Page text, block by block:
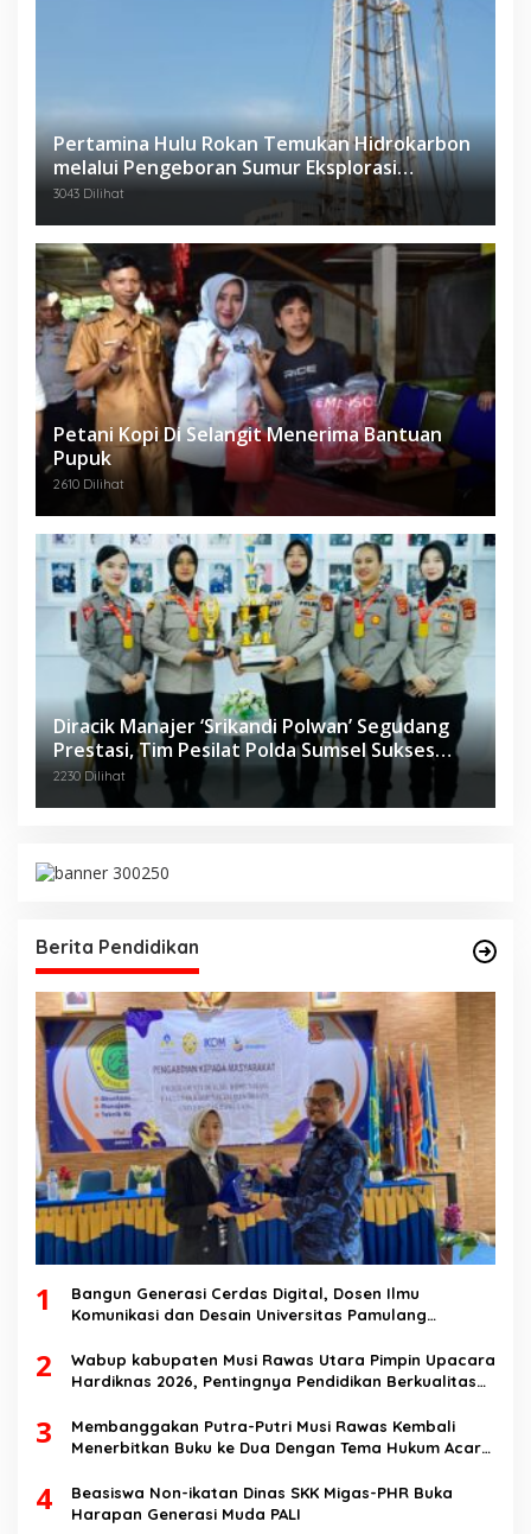
Pertamina Hulu Rokan Temukan Hidrokarbon
melalui Pengeboran Sumur Eksplorasi
Anggrek Violet (AVO)-001
3043 Dilihat
Petani Kopi Di Selangit Menerima Bantuan
Pupuk
2610 Dilihat
Diracik Manajer ‘Srikandi Polwan’ Segudang
Prestasi, Tim Pesilat Polda Sumsel Sukses
Diajang Kejurnas Menpora Cup II 2024
2230 Dilihat
Berita Pendidikan
1
Bangun Generasi Cerdas Digital, Dosen Ilmu
Komunikasi dan Desain Universitas Pamulang
Speech di SMK Ikhlas Jawilan
2
Wabup kabupaten Musi Rawas Utara Pimpin Upacara
Hardiknas 2026, Pentingnya Pendidikan Berkualitas
3
Membanggakan Putra-Putri Musi Rawas Kembali
Menerbitkan Buku ke Dua Dengan Tema Hukum Acara
4
Beasiswa Non-ikatan Dinas SKK Migas-PHR Buka
Harapan Generasi Muda PALI